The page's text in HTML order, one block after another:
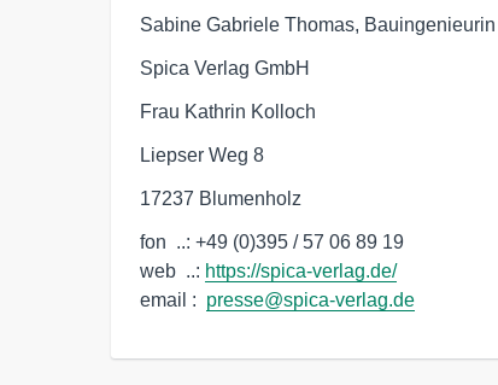
Sabine Gabriele Thomas,
Spica Verlag GmbH
Frau Kathrin Kolloch
Liepser Weg 8
17237 Blumenholz
fon  ..: +49 (0)395 / 57 06 89 19
web  ..: https://spica-verlag.de/
email : presse@spica-verlag.de